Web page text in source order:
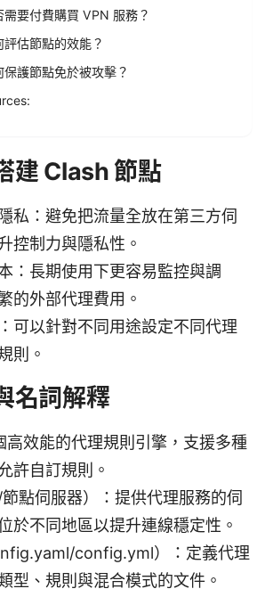
需要付費購買 VPN 服務？
評估節點的效能？
保護節點免於被攻擊？
建 Clash 節點
私：避免把流量全放在第三方伺
控制力與隱私性。
：長期使用下更容易監控與調
的外部代理費用。
可以針對不同用途設定不同代理
則。
名詞解釋
高效能的代理規則引擎，支援多種
許自訂規則。
點伺服器）：提供代理服務的伺
於不同地區以提升連線穩定性。
config.yml）：定義代理
型、規則與混合模式的文件。